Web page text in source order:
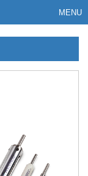
MENU